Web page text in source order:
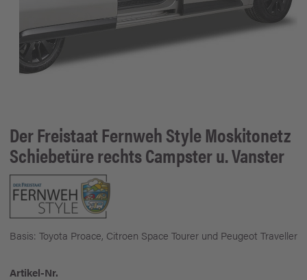
Der Freistaat Fernweh StyleMoskitonetz
Schiebetüre rechts Campster u. Vanster
Basis: Toyota Proace, Citroen Space Tourer und Peugeot Traveller
Artikel-Nr.